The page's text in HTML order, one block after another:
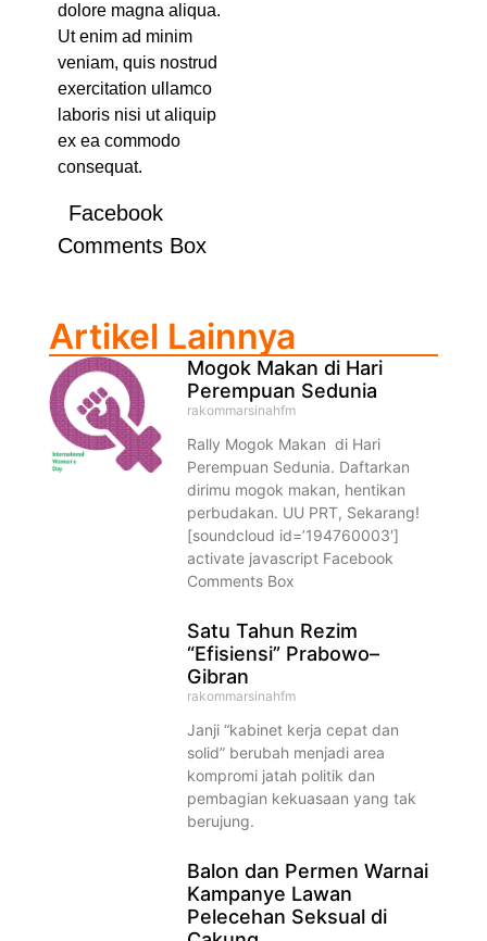
dolore magna aliqua.
Ut enim ad minim
veniam, quis nostrud
exercitation ullamco
laboris nisi ut aliquip
ex ea commodo
consequat.
Facebook
Comments Box
Artikel Lainnya
Mogok Makan di Hari
Perempuan Sedunia
rakommarsinahfm
Rally Mogok Makan di Hari
Perempuan Sedunia. Daftarkan
dirimu mogok makan, hentikan
perbudakan. UU PRT, Sekarang!
[soundcloud id=’194760003′]
activate javascript Facebook
Comments Box
Satu Tahun Rezim
“Efisiensi” Prabowo–
Gibran
rakommarsinahfm
Janji “kabinet kerja cepat dan
solid” berubah menjadi area
kompromi jatah politik dan
pembagian kekuasaan yang tak
berujung.
Balon dan Permen Warnai
Kampanye Lawan
Pelecehan Seksual di